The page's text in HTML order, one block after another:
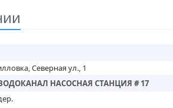
Северная ул., 1
НАСОСНАЯ СТАНЦИЯ # 17